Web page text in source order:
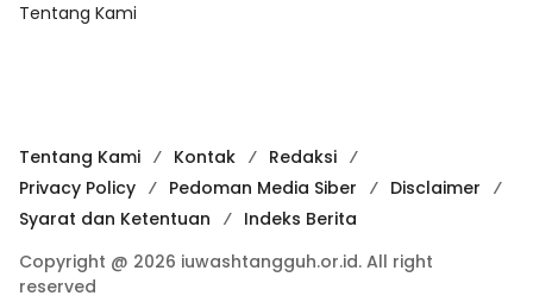
Tentang Kami
Tentang Kami Kontak
Redaksi
Privacy Policy
Pedoman Media Siber
Disclaimer
Syarat dan Ketentuan
Indeks Berita
Copyright @ 2026 iuwashtangguh.or.id. All right
reserved